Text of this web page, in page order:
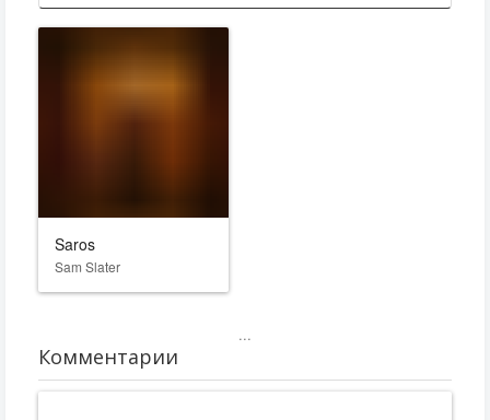
Saros
Sam Slater
...
Комментарии